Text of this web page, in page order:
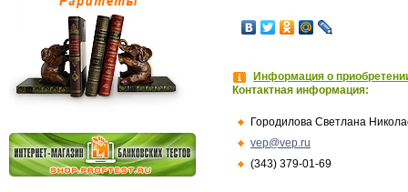
Информация о
Контактная информация:
Городилова Светлана
vep@vep.ru
(343) 379-01-69